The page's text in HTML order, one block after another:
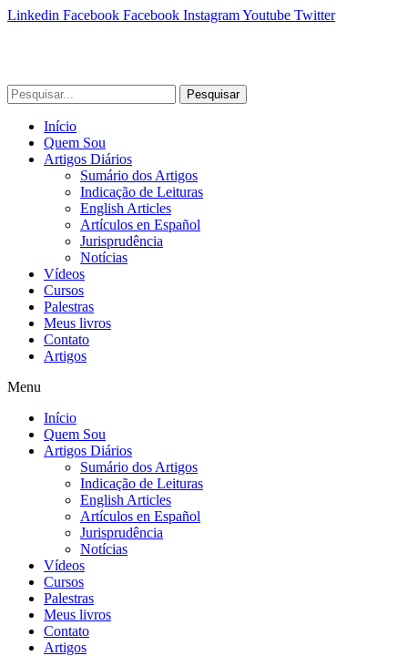
Linkedin Facebook Facebook InstagramYoutube Twitter
Pesquisar
Início
Quem Sou
Artigos Diários
Sumário dos Artigos
Indicação de Leituras
English Articles
Artículos en Español
Jurisprudência
Notícias
Vídeos
Cursos
Palestras
Meus livros
Contato
Artigos
Menu
Início
Quem Sou
Artigos Diários
Sumário dos Artigos
Indicação de Leituras
English Articles
Artículos en Español
Jurisprudência
Notícias
Vídeos
Cursos
Palestras
Meus livros
Contato
Artigos